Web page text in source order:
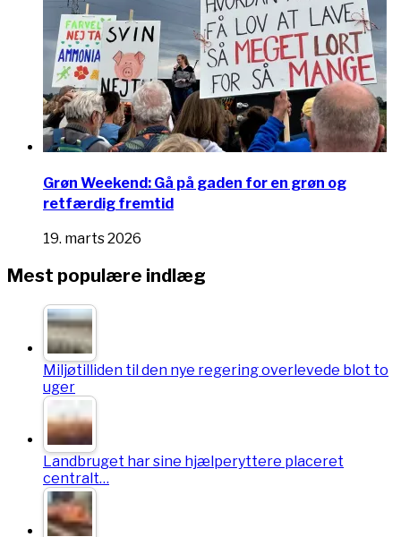
Grøn Weekend: Gå på gaden for en grøn og
retfærdig fremtid
19. marts 2026
Mest populære indlæg
Miljøtilliden til den nye regering overlevede blot to
uger
Landbruget har sine hjælperyttere placeret
centralt…